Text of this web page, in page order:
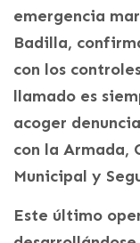
emergencia
Badilla,
con los
llamado es
acoger
con la Armada,
Municipal y
Este último